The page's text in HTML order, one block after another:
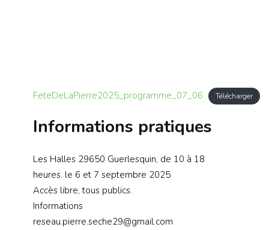
FeteDeLaPierre2025_programme_07_06 Télécharger
Informations pratiques
Les Halles 29650 Guerlesquin, de 10 à 18
heures. le 6 et 7 septembre 2025
Accès libre, tous publics.
Informations
reseau.pierre.seche29@gmail.com